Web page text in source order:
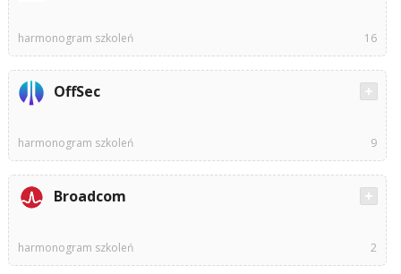
harmonogram szkoleń 16
OffSec
harmonogram szkoleń 9
Broadcom
harmonogram szkoleń 2